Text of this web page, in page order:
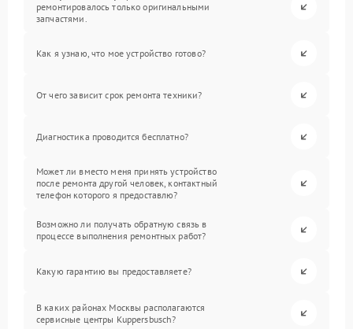
ремонтировалось только оригинальными
запчастями.
Как я узнаю, что мое устройство готово?
От чего зависит срок ремонта техники?
Диагностика проводится бесплатно?
Может ли вместо меня принять устройство
после ремонта другой человек, контактный
телефон которого я предоставлю?
Возможно ли получать обратную связь в
процессе выполнения ремонтных работ?
Какую гарантию вы предоставляете?
В каких районах Москвы располагаются
сервисные центры Kuppersbusch?